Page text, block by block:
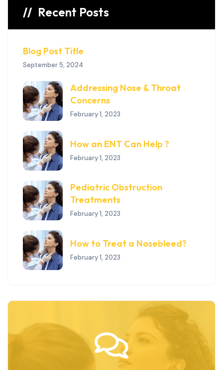
Recent Posts
Blog Post Title
September 5, 2024
Addressing Nose & Throat
Concerns
February 1, 2023
How an ENT Can Help ?
February 1, 2023
Pediatric Obstruction
Treatments
February 1, 2023
How to Treat a Nosebleed?
February 1, 2023